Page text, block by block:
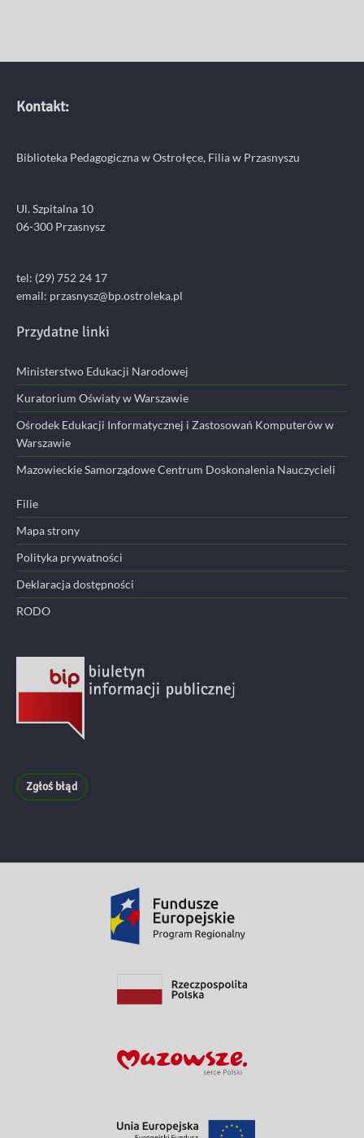
Kontakt:
Biblioteka Pedagogiczna w Ostrołęce, Filia w Przasnyszu
Ul. Szpitalna 10
06-300 Przasnysz
tel: (29) 752 24 17
email: przasnysz@bp.ostroleka.pl
Przydatne linki
Ministerstwo Edukacji Narodowej
Kuratorium Oświaty w Warszawie
Ośrodek Edukacji Informatycznej i Zastosowań Komputerów w
Warszawie
Mazowieckie Samorządowe Centrum Doskonalenia Nauczycieli
Filie
Mapa strony
Polityka prywatności
Deklaracja dostępności
RODO
Zgłoś błąd